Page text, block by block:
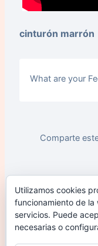
cinturón marrón
What are your
Comparte
¿Sigues con
ayudar?
Sankaku jime
Utilizamos cookies
funcionamiento de la
servicios. Puede
necesarias o